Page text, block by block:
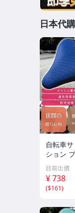
日本代購
自転車
ション
材 通気
クロスバ
ク 傷 破
目前出價
¥ 738
($161)